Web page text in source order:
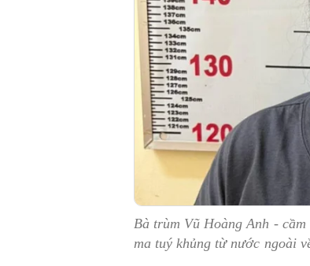
Bà trùm Vũ Hoàng Anh -
ma tuý khủng từ nước ngoài